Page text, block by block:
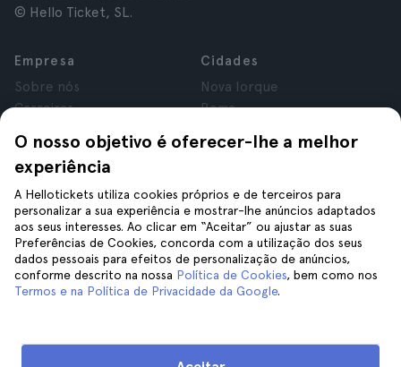
O nosso objetivo é oferecer-lhe a melhor
experiência
A Hellotickets utiliza cookies próprios e de terceiros para
personalizar a sua experiência e mostrar-lhe anúncios adaptados
aos seus interesses. Ao clicar em “Aceitar” ou ajustar as suas
Preferências de Cookies, concorda com a utilização dos seus
dados pessoais para efeitos de personalização de anúncios,
conforme descrito na nossa Política de Cookies, bem como nos
Termos e na Política de Privacidade da Google.
© Hello Ticket, SL.
Empresa
Sobre nós
Carreiras
Avaliações
Privacidade
Termos e Condições
Aviso Legal
Cookies
Cidades
Nova Iorque
Roma
Londres
Cracóvia
Tenerife
Ajuda
Siga-nos